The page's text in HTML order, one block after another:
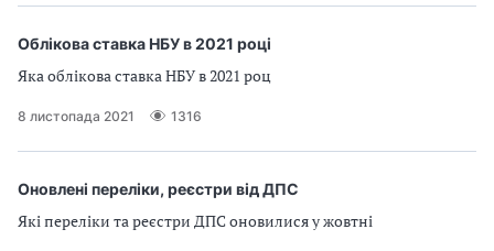
Облікова ставка НБУ в 2021 році
Яка облікова ставка НБУ в 2021 роц
8 листопада 2021 1316
Оновлені переліки, реєстри від ДПС
Які переліки та реєстри ДПС оновилися у жовтні